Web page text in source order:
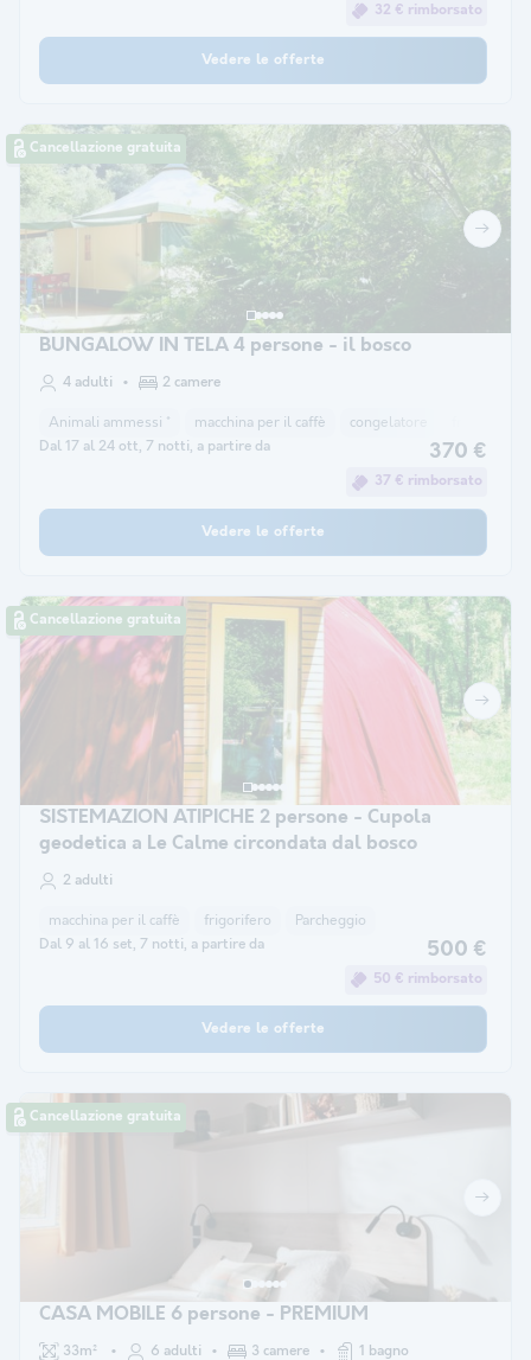
32 € rimborsato
Vedere le offerte
Cancellazione gratuita
BUNGALOW IN TELA 4 persone - il bosco
4 adulti 2 camere
Animali ammessi * macchina per il caffè congelatore
Dal 17 al 24 ott, 7 notti, a partire da 370 €
37 € rimborsato
Vedere le offerte
Cancellazione gratuita
SISTEMAZION ATIPICHE 2 persone - Cupola
geodetica a Le Calme circondata dal bosco
2 adulti
macchina per il caffè frigorifero Parcheggio
Dal 9 al 16 set, 7 notti, a partire da 500 €
50 € rimborsato
Vedere le offerte
Cancellazione gratuita
CASA MOBILE 6 persone - PREMIUM
33m² 6 adulti 3 camere 1 bagno